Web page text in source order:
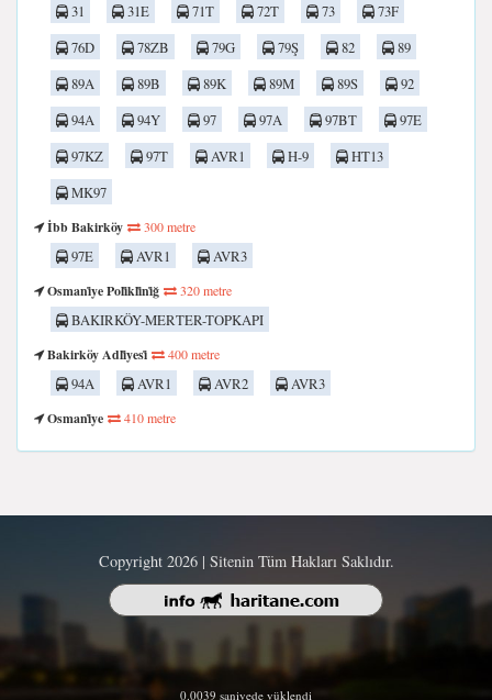
31 31E 71T 72T 73
73F
76D
78ZB 79G 79Ş 82
89
89A
89B 89K 89M 89S
92
94A
94Y 97 97A 97BT
97E
97KZ
97T AVR1 H-9
HT13
MK97
İbb Bakirköy
300 metre
97E AVR1
AVR3
Osmani̇ye Poli̇kli̇ni̇ğ
320 metre
BAKIRKÖY-MERTER-TOPKAPI
Bakirköy Adli̇yesi̇
400 metre
94A AVR1 AVR2
AVR3
Osmani̇ye
410 metre
Copyright 2026 | Sitenin Tüm Hakları Saklıdır.
0.0039 saniyede yüklendi